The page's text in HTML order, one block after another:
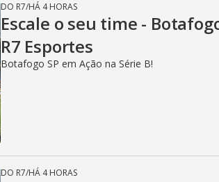
DO R7/HÁ 4 HORAS
Escale o seu time -
R7 Esportes
Botafogo SP em Ação na Série B!
DO R7/HÁ 4 HORAS